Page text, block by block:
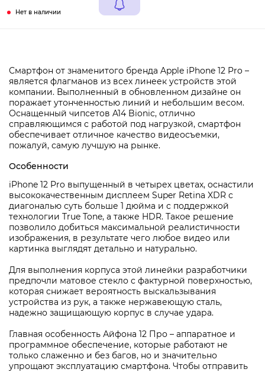
Нет в наличии
Смартфон от знаменитого бренда Apple iPhone 12 Pro –
является флагманов из всех линеек устройств этой
компании. Выполненный в обновленном дизайне он
поражает утонченностью линий и небольшим весом.
Оснащенный чипсетов A14 Bionic, отлично
справляющимся с работой под нагрузкой, смартфон
обеспечивает отличное качество видеосъемки,
пожалуй, самую лучшую на рынке.
Особенности
iPhone 12 Pro выпущенный в четырех цветах, оснастили
высококачественным дисплеем Super Retina XDR с
диагональю суть больше 1 дюйма и с поддержкой
технологии True Tone, а также HDR. Такое решение
позволило добиться максимальной реалистичности
изображения, в результате чего любое видео или
картинка выглядят детально и натурально.
Для выполнения корпуса этой линейки разработчики
предпочли матовое стекло с фактурной поверхностью,
которая снижает вероятность выскальзывания
устройства из рук, а также нержавеющую сталь,
надежно защищающую корпус в случае удара.
Главная особенность Айфона 12 Про – аппаратное и
программное обеспечение, которые работают не
только слаженно и без багов, но и значительно
упрощают эксплуатацию смартфона. Чтобы отправить